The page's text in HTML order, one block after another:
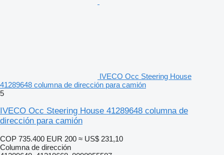
IVECO Occ Steering House
41289648 columna de dirección para camión
5
IVECO Occ Steering House 41289648 columna de
dirección para camión
COP 735.400 EUR 200 ≈ US$ 231,10
Columna de dirección